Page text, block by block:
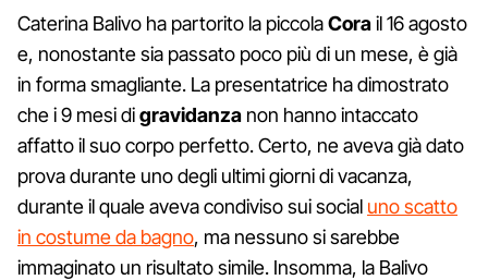
Caterina Balivo ha partorito la piccolaCorail 16 agosto
e, nonostante sia passato poco più di un mese, è già
in forma smagliante. La presentatrice ha dimostrato
che i 9 mesi digravidanza non hanno intaccato
affatto il suo corpo perfetto. Certo, ne aveva già dato
prova durante uno degli ultimi giorni di vacanza,
durante il quale aveva condiviso sui social uno scatto
in costume da bagno, ma nessuno si sarebbe
immaginato un risultato simile. Insomma, la Balivo